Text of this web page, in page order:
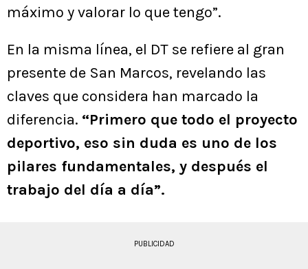
máximo y valorar lo que tengo”.
En la misma línea, el DT se refiere al gran
presente de San Marcos, revelando las
claves que considera han marcado la
diferencia. “Primero que todo el proyecto
deportivo, eso sin duda es uno de los
pilares fundamentales, y después el
trabajo del día a día”.
PUBLICIDAD